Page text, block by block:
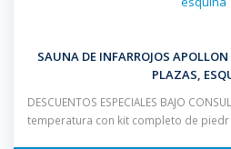
SAUNA DE INFARROJOS
PLAZAS,
DESCUENTOS ESPECIALES BAJO
temperatura con kit completo de piedr